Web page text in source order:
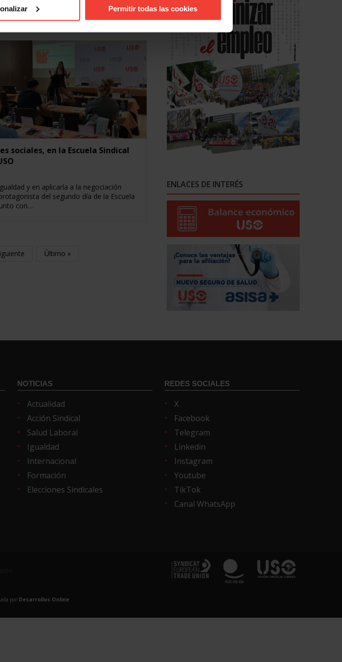
Permitir todas las cookies
de…
sociales, en la Escuela Sindical
y en aplicarla a la negociación
del segundo día de la Escuela
con…
Último »
ENLACES DE INTERÉS
NOTICIAS
Actualidad
Acción Sindical
Salud Laboral
Igualdad
Internacional
Formación
Elecciones Sindicales
REDES SOCIALES
X
Facebook
Telegram
Linkedin
Instagram
Youtube
TikTok
Canal WhatsApp
por Desarrollos Online